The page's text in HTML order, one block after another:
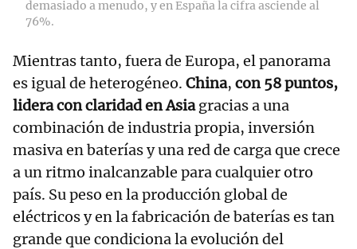
demasiado a menudo, y en España la cifra asciende al
76%.
Mientras tanto, fuera de Europa, el panorama
es igual de heterogéneo. China, con 58 puntos,
lidera con claridad en Asiagracias a una
combinación de industria propia, inversión
masiva en baterías y una red de carga que crece
a un ritmo inalcanzable para cualquier otro
país. Su peso en la producción global de
eléctricos y en la fabricación de baterías es tan
grande que condiciona la evolución del